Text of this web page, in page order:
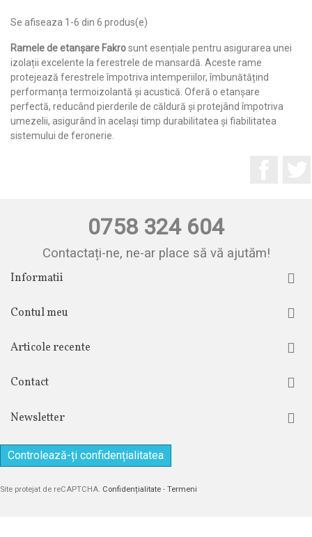
Se afiseaza 1-6 din 6 produs(e)
Ramele de etanșare Fakrosunt esențiale pentru asigurarea unei
izolații excelente la ferestrele de mansardă. Aceste rame
protejează ferestrele împotriva intemperiilor, îmbunătățind
performanța termoizolantă și acustică. Oferă o etanșare
perfectă, reducând pierderile de căldură și protejând împotriva
umezelii, asigurând în același timp durabilitatea și fiabilitatea
sistemului de feronerie.
0758 324 604
Contactați-ne, ne-ar place să vă ajutăm!
Informatii
Contul meu
Articole recente
Contact
Newsletter
Controlează-ți confidențialitatea
Site protejat de reCAPTCHA. Confidențialitate - Termeni